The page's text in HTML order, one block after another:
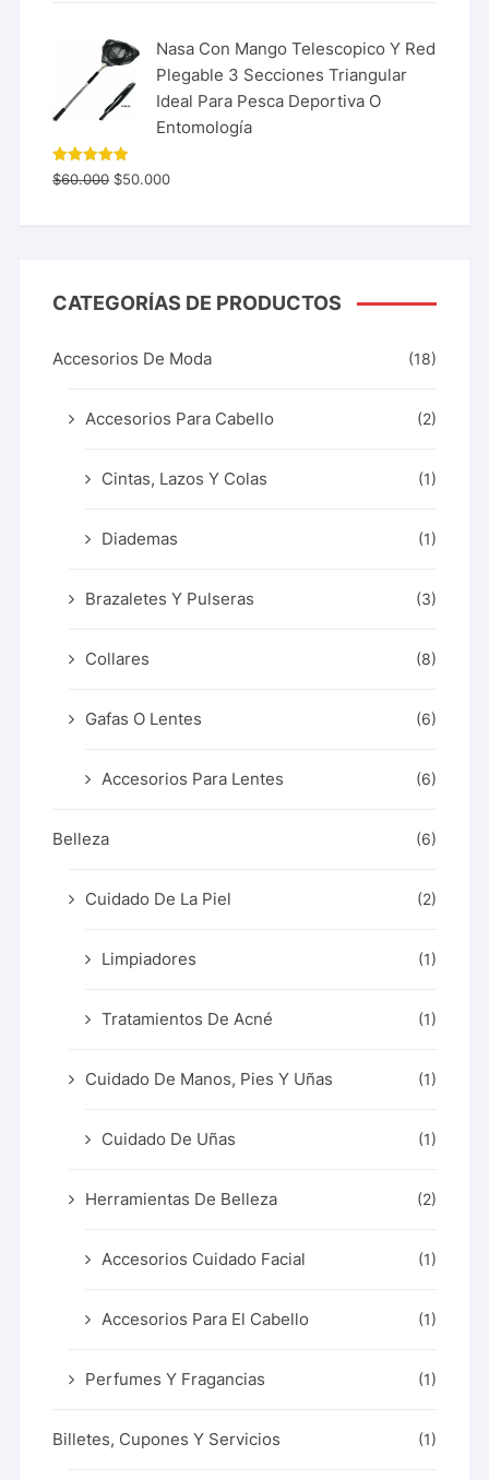
Nasa Con Mango Telescopico Y Red
Plegable 3 Secciones Triangular
Ideal Para Pesca Deportiva O
Entomología
Valorado
con 5.00
$60.000 $50.000
CATEGORÍAS DE PRODUCTOS
Accesorios De Moda (18)
Accesorios Para Cabello (2)
Cintas, Lazos Y Colas (1)
Diademas (1)
Brazaletes Y Pulseras (3)
Collares (8)
Gafas O Lentes (6)
Accesorios Para Lentes (6)
Belleza (6)
Cuidado De La Piel (2)
Limpiadores (1)
Tratamientos De Acné (1)
Cuidado De Manos, Pies Y Uñas (1)
Cuidado De Uñas (1)
Herramientas De Belleza (2)
Accesorios Cuidado Facial (1)
Accesorios Para El Cabello (1)
Perfumes Y Fragancias (1)
Billetes, Cupones Y Servicios (1)